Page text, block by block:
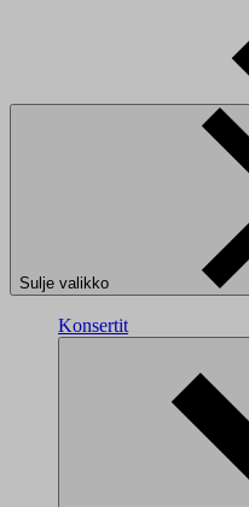
Sulje valikko
Konsertit